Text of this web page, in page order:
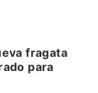
fragata
para